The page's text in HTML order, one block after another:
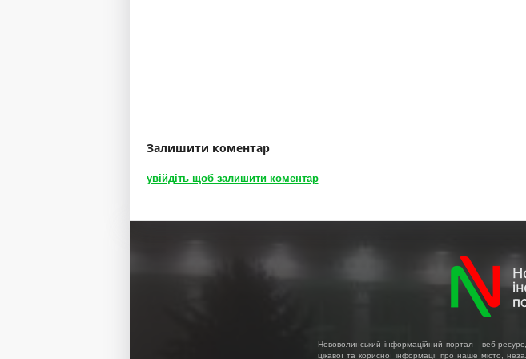
Залишити коментар
увійдіть щоб залишити коментар
Нововолинський інформаційний портал - веб-
цікавої та корисної інформації про наше місто,